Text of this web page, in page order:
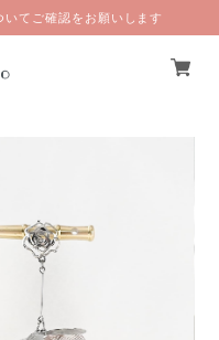
いてご確認をお願いします